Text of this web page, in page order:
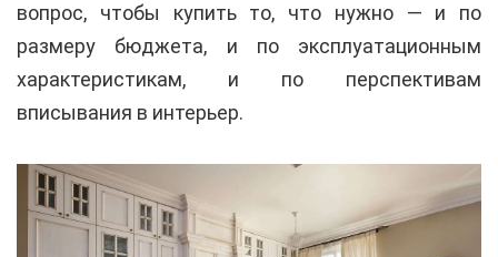
вопрос, чтобы купить то, что нужно — и по
размеру бюджета, и по эксплуатационным
характеристикам, и по перспективам
вписывания в интерьер.